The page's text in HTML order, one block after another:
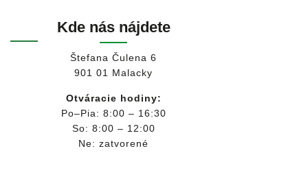
Kde nás nájdete
Štefana Čulena 6
901 01 Malacky
Otváracie hodiny:
Po–Pia: 8:00 – 16:30
So: 8:00 – 12:00
Ne: zatvorené